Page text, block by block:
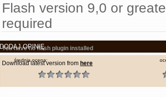
Flash version 9,0 or
required
You have no flash plugin installed
Download latest version from here
DODAJ OPINIĘ
średnia ocena: